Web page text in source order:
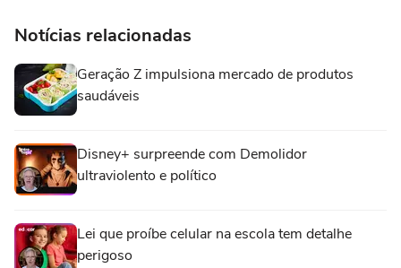
Notícias relacionadas
Geração Z impulsiona mercado de produtos
saudáveis
Disney+ surpreende com Demolidor
ultraviolento e político
Lei que proíbe celular na escola tem detalhe
perigoso